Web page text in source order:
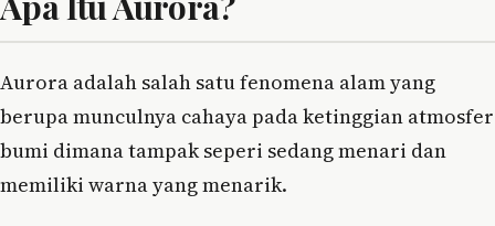
Aurora adalah salah satu fenomena alam yang
berupa munculnya cahaya pada ketinggian atmosfer
bumi dimana tampak seperi sedang menari dan
memiliki warna yang menarik.